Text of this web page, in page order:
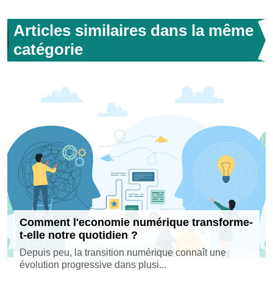
Articles similaires dans la même
catégorie
Comment l'economie numérique transforme-
t-elle notre quotidien ?
Depuis peu, la transition numérique connaît une
évolution progressive dans plusi...